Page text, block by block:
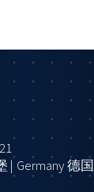
| Germany 德国